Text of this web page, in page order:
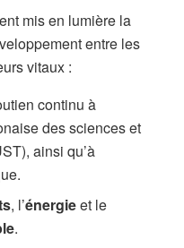
mis en lumière la
entre les
vitaux :
continu à
des sciences et
ainsi qu’à
, l’énergieet le
.